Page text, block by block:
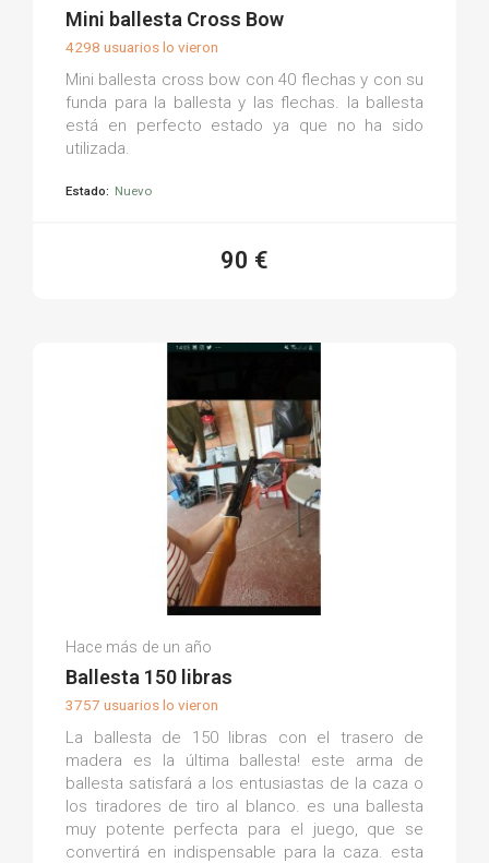
Mini ballesta Cross Bow
4298 usuarios lo vieron
Mini ballesta cross bow con 40 flechas y con su
funda para la ballesta y las flechas. la ballesta
está en perfecto estado ya que no ha sido
utilizada.
Estado: Nuevo
90 €
Juan Z.
Hace más de un año
Ballesta 150 libras
3757 usuarios lo vieron
La ballesta de 150 libras con el trasero de
madera es la última ballesta! este arma de
ballesta satisfará a los entusiastas de la caza o
los tiradores de tiro al blanco. es una ballesta
muy potente perfecta para el juego, que se
convertirá en indispensable para la caza. esta